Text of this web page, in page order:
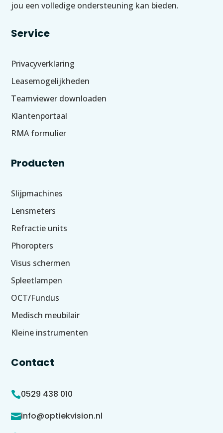
jou een volledige ondersteuning kan bieden.
Service
Privacyverklaring
Leasemogelijkheden
Teamviewer downloaden
Klantenportaal
RMA formulier
Producten
Slijpmachines
Lensmeters
Refractie units
Phoropters
Visus schermen
Spleetlampen
OCT/Fundus
Medisch meubilair
Kleine instrumenten
Contact
0529 438 010
info@optiekvision.nl